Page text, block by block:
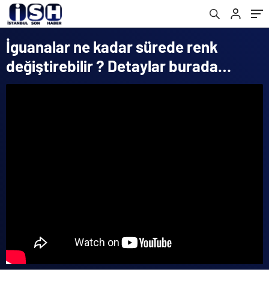
İguanalar ne kadar sürede renk
değiştirebilir ? Detaylar burada…